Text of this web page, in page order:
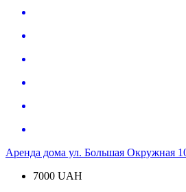
Аренда дома ул. Большая Окружная
7000 UAH